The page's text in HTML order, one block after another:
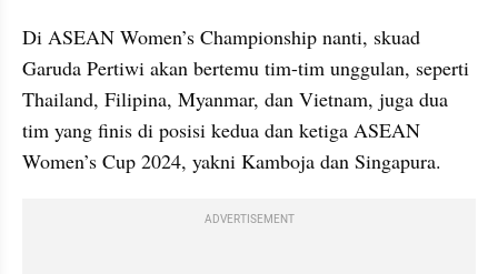
Di ASEAN Women’s Championship nanti, skuad
Garuda Pertiwi akan bertemu tim-tim unggulan, seperti
Thailand, Filipina, Myanmar, dan Vietnam, juga dua
tim yang finis di posisi kedua dan ketiga ASEAN
Women’s Cup 2024, yakni Kamboja dan Singapura.
ADVERTISEMENT